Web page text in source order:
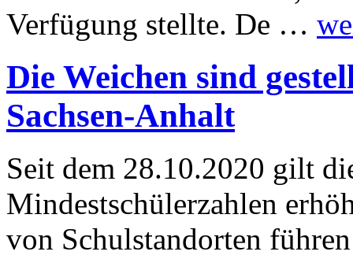
Verfügung stellte. De …
Die Weichen sind
Sachsen-Anhalt
Seit dem 28.10.2020 gilt
Mindestschülerzahlen
von Schulstandorten